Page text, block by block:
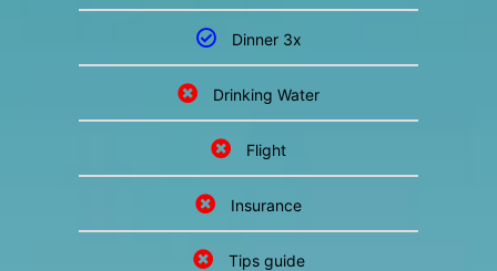
Dinner 3x
Drinking Water
Flight
Insurance
Tips guide